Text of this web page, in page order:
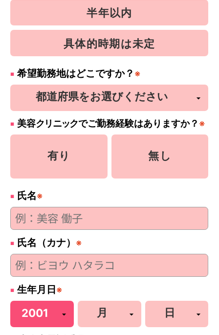
半年以内
具体的時期は未定
希望勤務地はどこですか？ ※
美容クリニックでご勤務経験はありますか？ ※
有り 無し
氏名※
氏名（カナ） ※
生年月日 ※